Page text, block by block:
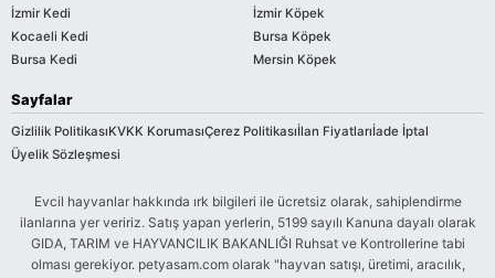
İzmir Kedi
Kocaeli Kedi
Bursa Kedi
İzmir Köpek
Bursa Köpek
Mersin Köpek
Sayfalar
Gizlilik PolitikasıKVKK KorumasıÇerez Politikasıİlan Fiyatlarıİade İptal
Üyelik Sözleşmesi
Evcil hayvanlar hakkında ırk bilgileri ile ücretsiz olarak, sahiplendirme
ilanlarına yer veririz. Satış yapan yerlerin, 5199 sayılı Kanuna dayalı olarak
GIDA, TARIM ve HAYVANCILIK BAKANLIĞI Ruhsat ve Kontrollerine tabi
olması gerekiyor. petyasam.com olarak "hayvan satışı, üretimi, aracılık,